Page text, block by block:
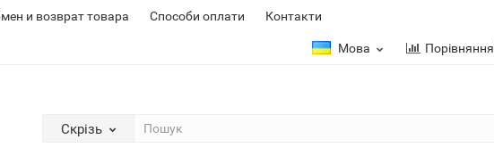
и возврат товара Способи оплати Контакти
Мова Порівняння
Скрізь